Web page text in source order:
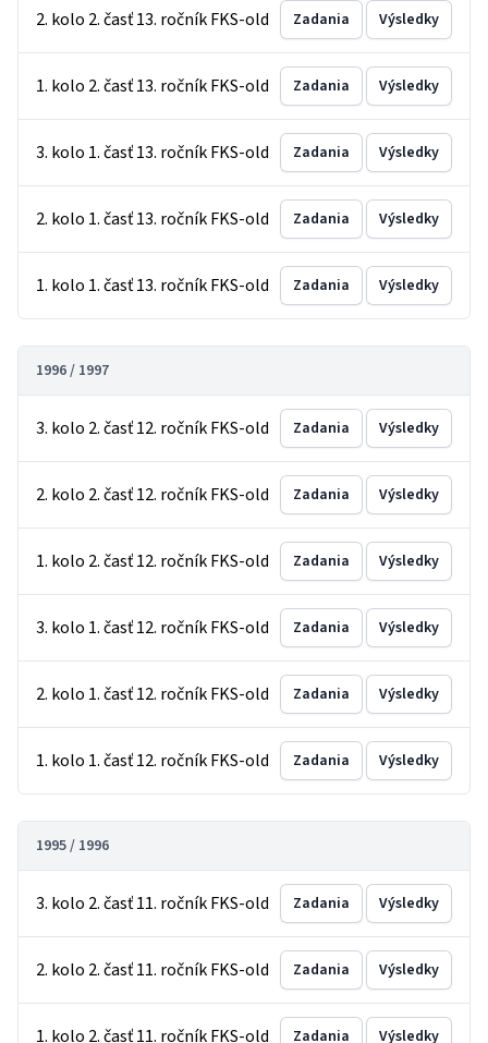
2. kolo 2. časť 13. ročník FKS-old Zadania Výsledky
1. kolo 2. časť 13. ročník FKS-old Zadania Výsledky
3. kolo 1. časť 13. ročník FKS-old Zadania Výsledky
2. kolo 1. časť 13. ročník FKS-old Zadania Výsledky
1. kolo 1. časť 13. ročník FKS-old Zadania Výsledky
1996 / 1997
3. kolo 2. časť 12. ročník FKS-old Zadania Výsledky
2. kolo 2. časť 12. ročník FKS-old Zadania Výsledky
1. kolo 2. časť 12. ročník FKS-old Zadania Výsledky
3. kolo 1. časť 12. ročník FKS-old Zadania Výsledky
2. kolo 1. časť 12. ročník FKS-old Zadania Výsledky
1. kolo 1. časť 12. ročník FKS-old Zadania Výsledky
1995 / 1996
3. kolo 2. časť 11. ročník FKS-old Zadania Výsledky
2. kolo 2. časť 11. ročník FKS-old Zadania Výsledky
1. kolo 2. časť 11. ročník FKS-old Zadania Výsledky